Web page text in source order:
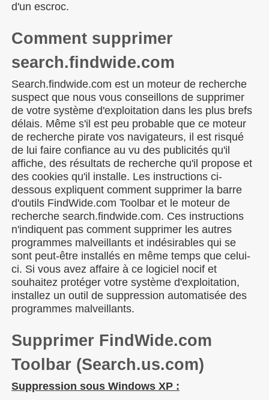
d'un escroc.
Comment supprimer
search.findwide.com
Search.findwide.com est un moteur de recherche
suspect que nous vous conseillons de supprimer
de votre système d'exploitation dans les plus brefs
délais. Même s'il est peu probable que ce moteur
de recherche pirate vos navigateurs, il est risqué
de lui faire confiance au vu des publicités qu'il
affiche, des résultats de recherche qu'il propose et
des cookies qu'il installe. Les instructions ci-
dessous expliquent comment supprimer la barre
d'outils FindWide.com Toolbar et le moteur de
recherche search.findwide.com. Ces instructions
n'indiquent pas comment supprimer les autres
programmes malveillants et indésirables qui se
sont peut-être installés en même temps que celui-
ci. Si vous avez affaire à ce logiciel nocif et
souhaitez protéger votre système d'exploitation,
installez un outil de suppression automatisée des
programmes malveillants.
Supprimer FindWide.com
Toolbar (Search.us.com)
Suppression sous Windows XP :